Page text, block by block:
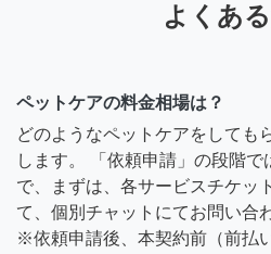
よくあ
ペットケアの料金相場は？
どのようなペットケアをしても
します。 「依頼申請」の段階
で、まずは、各サービスチケッ
て、個別チャットにてお問い合
※依頼申請後、本契約前（前払